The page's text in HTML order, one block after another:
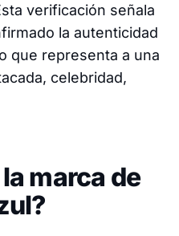
verificación señala
la autenticidad
que representa a una
celebridad,
marca de